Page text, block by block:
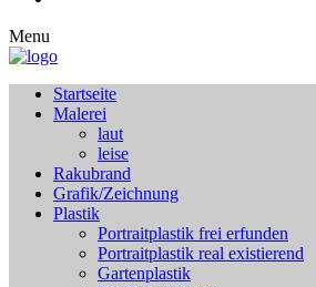
Menu
Startseite
Malerei
laut
leise
Rakubrand
Grafik/Zeichnung
Plastik
Portraitplastik frei erfunden
Portraitplastik real existierend
Gartenplastik